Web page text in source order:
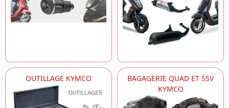
OUTILLAGE KYMCO
BAGAGERIE QUAD ET SSV
KYMCO